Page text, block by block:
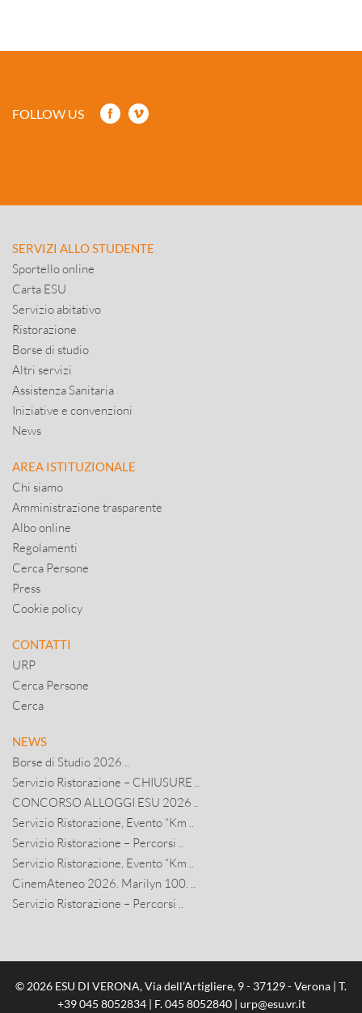
FOLLOW US
SERVIZI ALLO STUDENTE
Sportello online
Carta ESU
Servizio abitativo
Ristorazione
Borse di studio
Altri servizi
Assistenza Sanitaria
Iniziative e convenzioni
News
AREA ISTITUZIONALE
Chi siamo
Amministrazione trasparente
Albo online
Regolamenti
Cerca Persone
Press
Cookie policy
CONTATTI
URP
Cerca Persone
Cerca
NEWS
Borse di Studio 2026 ..
Servizio Ristorazione – CHIUSURE ..
CONCORSO ALLOGGI ESU 2026 ..
Servizio Ristorazione, Evento “Km ..
Servizio Ristorazione – Percorsi ..
Servizio Ristorazione, Evento “Km ..
CinemAteneo 2026. Marilyn 100. ..
Servizio Ristorazione – Percorsi ..
© 2026 ESU DI VERONA, Via dell’Artigliere, 9 - 37129 - Verona | T.
+39 045 8052834| F. 045 8052840 | urp@esu.vr.it